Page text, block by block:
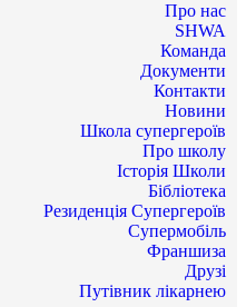
Про нас
SHWA
Команда
Документи
Контакти
Новини
Школа супергероїв
Про школу
Історія Школи
Бібліотека
Резиденція Супергероїв
Супермобіль
Франшиза
Друзі
Путівник лікарнею